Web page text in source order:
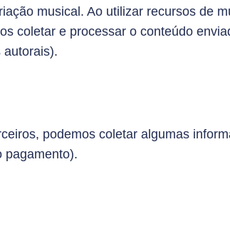
musical. Ao utilizar recursos de
coletar e processar o conteúdo
autorais).
podemos coletar algumas
pagamento).